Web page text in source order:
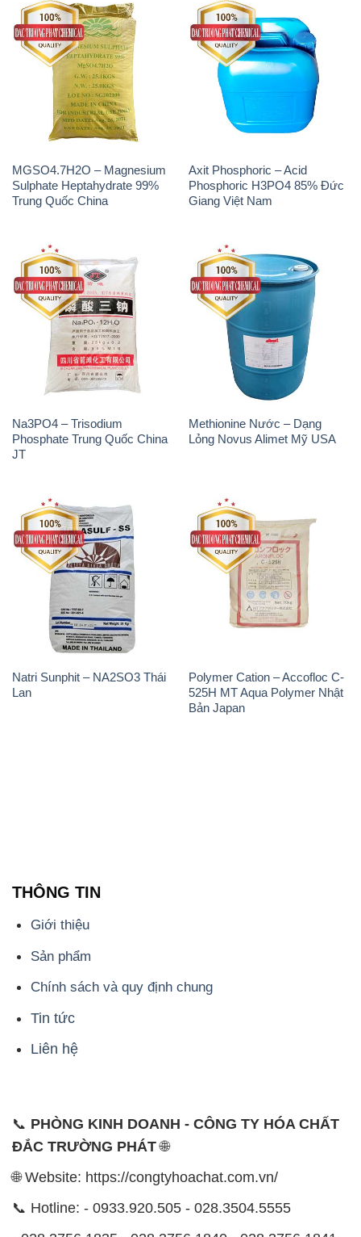
MGSO4.7H2O – Magnesium
Sulphate Heptahydrate 99%
Trung Quốc China
Axit Phosphoric – Acid
Phosphoric H3PO4 85% Đức
Giang Việt Nam
Na3PO4 – Trisodium
Phosphate Trung Quốc China
Methionine Nước – Dạng
Lỏng Novus Alimet Mỹ USA
Natri Sunphit – NA2SO3 Thái
Polymer Cation – Accofloc C-
525H MT Aqua Polymer Nhật
Bản Japan
Chính sách và quy định chung
Tin tức
Liên hệ
📞
PHÒNG KINH DOANH - CÔNG TY HÓA CHẤT
ĐẮC TRƯỜNG PHÁT
- 028.3756.1835 - 028.3756.1840 - 028.3756.1841-
0902.765.866